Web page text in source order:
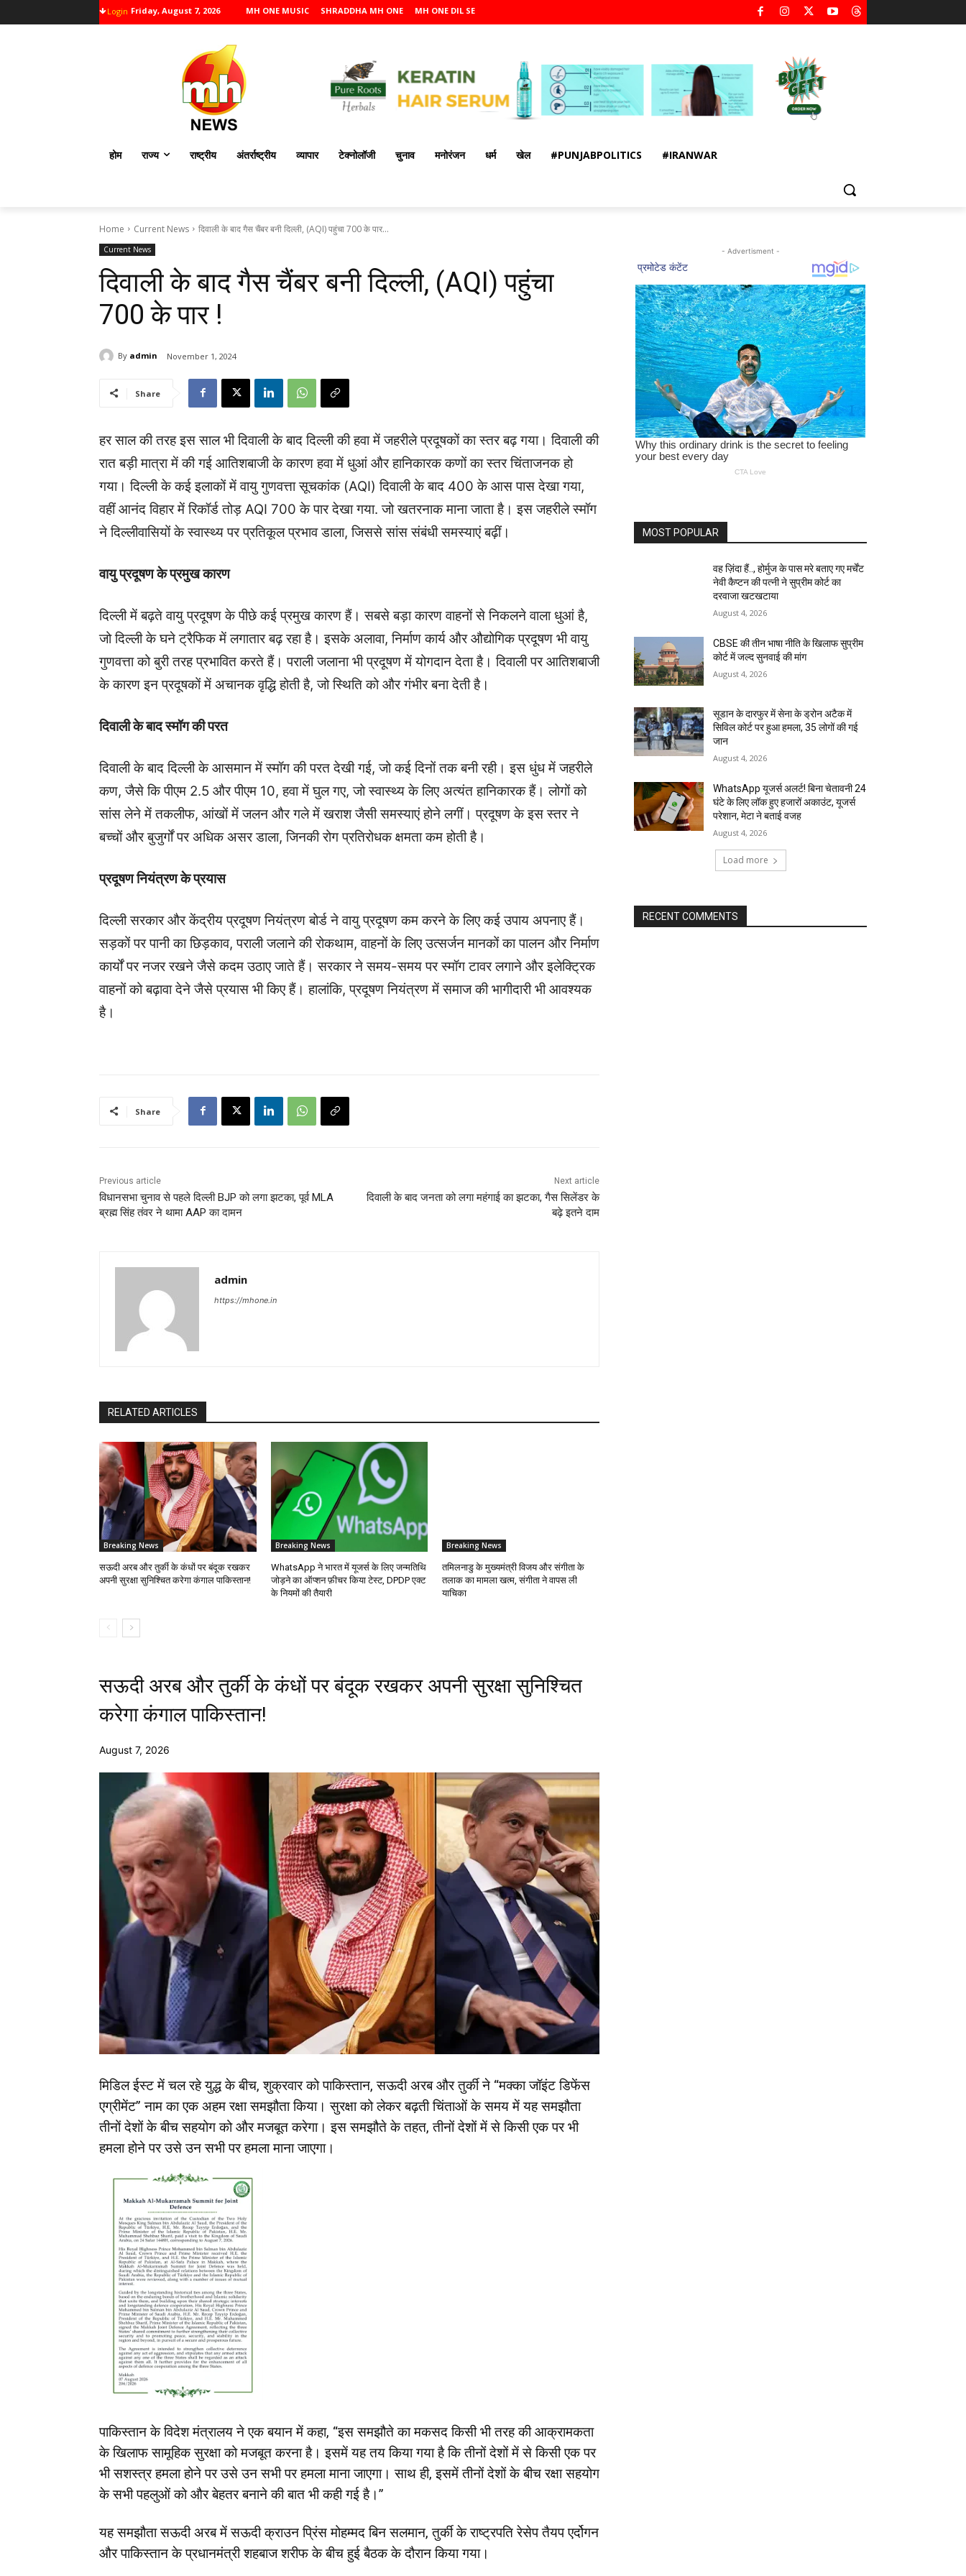
Login Friday, August 7, 2026 MH ONE MUSIC SHRADDHA MH ONE MH ONE DIL SE
होम राज्य राष्ट्रीय अंतर्राष्ट्रीय व्यापार टेक्नोलॉजी चुनाव मनोरंजन धर्म खेल #PUNJABPOLITICS #IRANWAR
Home Current News दिवाली के बाद गैस चैंबर बनी दिल्ली, (AQI) पहुंचा 700 के पार...
Current News
दिवाली के बाद गैस चैंबर बनी दिल्ली, (AQI) पहुंचा
700 के पार !
By admin November 1, 2024
Share
हर साल की तरह इस साल भी दिवाली के बाद दिल्ली की हवा में जहरीले प्रदूषकों का स्तर बढ़ गया। दिवाली की
रात बड़ी मात्रा में की गई आतिशबाजी के कारण हवा में धुआं और हानिकारक कणों का स्तर चिंताजनक हो
गया। दिल्ली के कई इलाकों में वायु गुणवत्ता सूचकांक (AQI) दिवाली के बाद 400 के आस पास देखा गया,
वहीं आनंद विहार में रिकॉर्ड तोड़ AQI 700 के पार देखा गया. जो खतरनाक माना जाता है। इस जहरीले स्मॉग
ने दिल्लीवासियों के स्वास्थ्य पर प्रतिकूल प्रभाव डाला, जिससे सांस संबंधी समस्याएं बढ़ीं।
वायु प्रदूषण के प्रमुख कारण
दिल्ली में बढ़ते वायु प्रदूषण के पीछे कई प्रमुख कारण हैं। सबसे बड़ा कारण वाहनों से निकलने वाला धुआं है,
जो दिल्ली के घने ट्रैफिक में लगातार बढ़ रहा है। इसके अलावा, निर्माण कार्य और औद्योगिक प्रदूषण भी वायु
गुणवत्ता को बुरी तरह प्रभावित करते हैं। पराली जलाना भी प्रदूषण में योगदान देता है। दिवाली पर आतिशबाजी
के कारण इन प्रदूषकों में अचानक वृद्धि होती है, जो स्थिति को और गंभीर बना देती है।
दिवाली के बाद स्मॉग की परत
दिवाली के बाद दिल्ली के आसमान में स्मॉग की परत देखी गई, जो कई दिनों तक बनी रही। इस धुंध में जहरीले
कण, जैसे कि पीएम 2.5 और पीएम 10, हवा में घुल गए, जो स्वास्थ्य के लिए अत्यंत हानिकारक हैं। लोगों को
सांस लेने में तकलीफ, आंखों में जलन और गले में खराश जैसी समस्याएं होने लगीं। प्रदूषण के इस स्तर ने
बच्चों और बुजुर्गों पर अधिक असर डाला, जिनकी रोग प्रतिरोधक क्षमता कम होती है।
प्रदूषण नियंत्रण के प्रयास
दिल्ली सरकार और केंद्रीय प्रदूषण नियंत्रण बोर्ड ने वायु प्रदूषण कम करने के लिए कई उपाय अपनाए हैं।
सड़कों पर पानी का छिड़काव, पराली जलाने की रोकथाम, वाहनों के लिए उत्सर्जन मानकों का पालन और निर्माण
कार्यों पर नजर रखने जैसे कदम उठाए जाते हैं। सरकार ने समय-समय पर स्मॉग टावर लगाने और इलेक्ट्रिक
वाहनों को बढ़ावा देने जैसे प्रयास भी किए हैं। हालांकि, प्रदूषण नियंत्रण में समाज की भागीदारी भी आवश्यक
है।
Share
Previous article
विधानसभा चुनाव से पहले दिल्ली BJP को लगा झटका, पूर्व MLA
ब्रह्म सिंह तंवर ने थामा AAP का दामन
Next article
दिवाली के बाद जनता को लगा महंगाई का झटका, गैस सिलेंडर के
बढ़े इतने दाम
admin
https://mhone.in
RELATED ARTICLES
Breaking News
सऊदी अरब और तुर्की के कंधों पर बंदूक रखकर
अपनी सुरक्षा सुनिश्चित करेगा कंगाल पाकिस्तान!
Breaking News
WhatsApp ने भारत में यूजर्स के लिए जन्मतिथि
जोड़ने का ऑप्शन फ़ीचर किया टेस्ट, DPDP एक्ट
के नियमों की तैयारी
Breaking News
तमिलनाडु के मुख्यमंत्री विजय और संगीता के
तलाक का मामला खत्म, संगीता ने वापस ली
याचिका
सऊदी अरब और तुर्की के कंधों पर बंदूक रखकर अपनी सुरक्षा सुनिश्चित
करेगा कंगाल पाकिस्तान!
August 7, 2026
मिडिल ईस्ट में चल रहे युद्ध के बीच, शुक्रवार को पाकिस्तान, सऊदी अरब और तुर्की ने “मक्का जॉइंट डिफेंस
एग्रीमेंट” नाम का एक अहम रक्षा समझौता किया। सुरक्षा को लेकर बढ़ती चिंताओं के समय में यह समझौता
तीनों देशों के बीच सहयोग को और मजबूत करेगा। इस समझौते के तहत, तीनों देशों में से किसी एक पर भी
हमला होने पर उसे उन सभी पर हमला माना जाएगा।
पाकिस्तान के विदेश मंत्रालय ने एक बयान में कहा, “इस समझौते का मकसद किसी भी तरह की आक्रामकता
के खिलाफ सामूहिक सुरक्षा को मजबूत करना है। इसमें यह तय किया गया है कि तीनों देशों में से किसी एक पर
भी सशस्त्र हमला होने पर उसे उन सभी पर हमला माना जाएगा। साथ ही, इसमें तीनों देशों के बीच रक्षा सहयोग
के सभी पहलुओं को और बेहतर बनाने की बात भी कही गई है।”
यह समझौता सऊदी अरब में सऊदी क्राउन प्रिंस मोहम्मद बिन सलमान, तुर्की के राष्ट्रपति रेसेप तैयप एर्दोगन
और पाकिस्तान के प्रधानमंत्री शहबाज शरीफ के बीच हुई बैठक के दौरान किया गया।
- Advertisment -
MOST POPULAR
वह ज़िंदा हैं.., होर्मुज के पास मरे बताए गए मर्चेंट
नेवी कैप्टन की पत्नी ने सुप्रीम कोर्ट का
दरवाजा खटखटाया
August 4, 2026
CBSE की तीन भाषा नीति के खिलाफ सुप्रीम
कोर्ट में जल्द सुनवाई की मांग
August 4, 2026
सूडान के दारफुर में सेना के ड्रोन अटैक में
सिविल कोर्ट पर हुआ हमला, 35 लोगों की गई
जान
August 4, 2026
WhatsApp यूजर्स अलर्ट! बिना चेतावनी 24
घंटे के लिए लॉक हुए हजारों अकाउंट, यूजर्स
परेशान, मेटा ने बताई वजह
August 4, 2026
Load more
RECENT COMMENTS